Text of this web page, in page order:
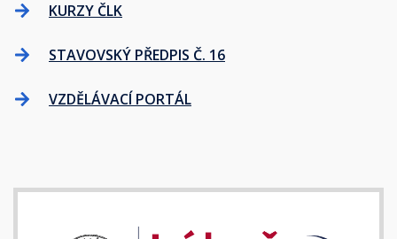
KURZY ČLK
STAVOVSKÝ PŘEDPIS Č. 16
VZDĚLÁVACÍ PORTÁL